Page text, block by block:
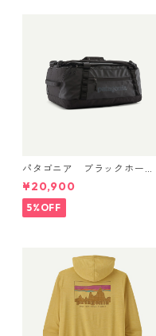
パタゴニア ブラックホー
ル・ダッフル 40L Black w/Bl
ack 49339 日本正規品
¥20,900
5%OFF